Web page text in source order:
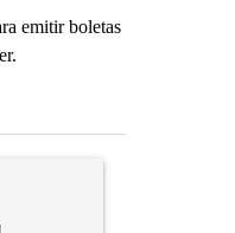
emitir boletas
returns across